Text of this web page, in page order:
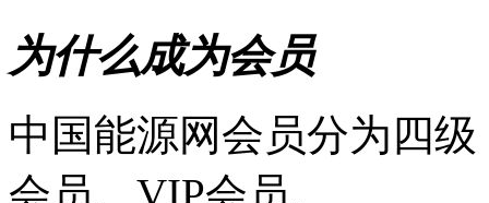
为什么成为会员
中国能源网会员分为四